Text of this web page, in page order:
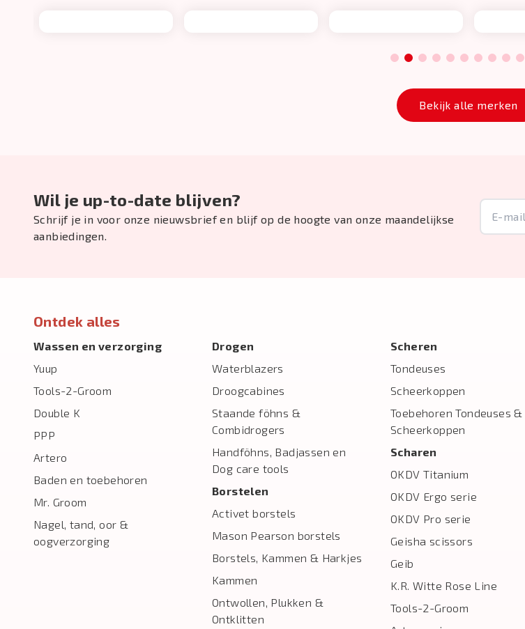
1 2 3 4 5 6 7 8 9 10
Bekijk alle merken
Wil je up-to-date blijven?
Schrijf je in voor onze nieuwsbrief en blijf op de hoogte van onze maandelijkse
aanbiedingen.
Ontdek alles
Wassen en verzorging
Yuup
Tools-2-Groom
Double K
PPP
Artero
Baden en toebehoren
Mr. Groom
Nagel, tand, oor &
oogverzorging
Drogen
Waterblazers
Droogcabines
Staande föhns &
Combidrogers
Handföhns, Badjassen en
Dog care tools
Borstelen
Activet borstels
Mason Pearson borstels
Borstels, Kammen & Harkjes
Kammen
Ontwollen, Plukken &
Ontklitten
Scheren
Tondeuses
Scheerkoppen
Toebehoren Tondeuses &
Scheerkoppen
Scharen
OKDV Titanium
OKDV Ergo serie
OKDV Pro serie
Geisha scissors
Geib
K.R. Witte Rose Line
Tools-2-Groom